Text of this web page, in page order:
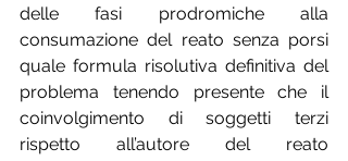
delle fasi prodromiche alla
consumazione del reato senza porsi
quale formula risolutiva definitiva del
problema tenendo presente che il
coinvolgimento di soggetti terzi
rispetto all’autore del reato